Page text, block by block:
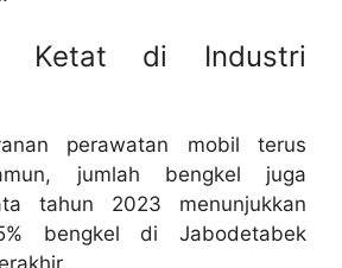
Ketat di Industri
perawatan mobil terus
jumlah bengkel juga
tahun 2023 menunjukkan
bengkel di Jabodetabek